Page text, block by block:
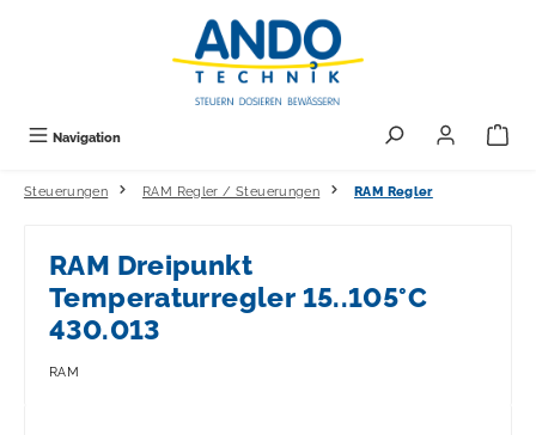
Navigation
Steuerungen RAM Regler / Steuerungen RAM Regler
RAM Dreipunkt
Temperaturregler 15..105°C
430.013
RAM